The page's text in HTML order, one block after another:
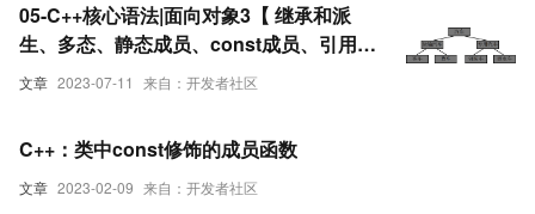
文章 2023-07-11 来自：开发者社区
05-C++核心语法|面向对象3【 继承和派
生、多态、静态成员、const成员、引用类
型成员、VS的内存窗口】
文章 2023-02-09 来自：开发者社区
C++：类中const修饰的成员函数